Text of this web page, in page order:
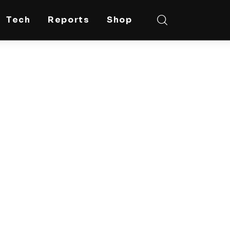
Tech Reports Shop